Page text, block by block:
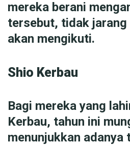
mereka berani
tersebut, tidak jarang
akan mengikuti.
Shio Kerbau
Bagi mereka yang
Kerbau, tahun ini
menunjukkan adanya